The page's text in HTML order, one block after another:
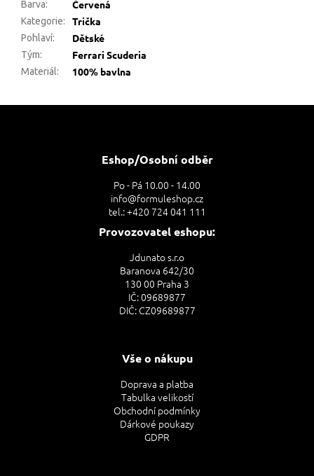
Barva: Červená
Kategorie: Trička
Pohlaví: Dětské
Tým: Ferrari Scuderia
Materiál: 100% bavlna
Eshop/Osobní odběr
Po - Pá 10.00 - 14.00
info@formuleshop.cz
tel.: +420 724 041 111
Provozovatel eshopu:
Jdunato s.r.o
Baranova 642/30
130 00 Praha 3
IČ: 09689877
DIČ: CZ09689877
Vše o nákupu
Doprava a platba
Tabulka velikostí
Obchodní podmínky
Dárkové poukazy
GDPR